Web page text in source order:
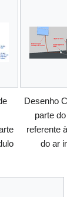
Desenho
parte
referente
do ar